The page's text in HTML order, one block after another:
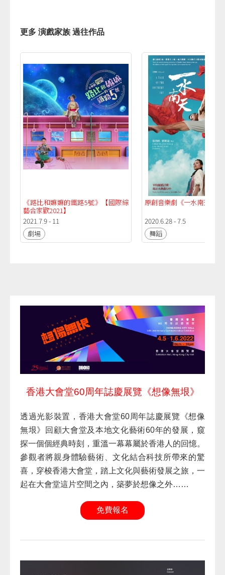
更多 演戲家族 過往作品
《路比和嫲嫲的鐵路5號》【國際綜
藝合家歡2021】
2021.7.9 - 11
劇場
原創音樂劇《一水南天》
2020.6.28 - 7.5
舞蹈
香港大會堂60周年誌慶展覽《想像無垠》
透過光影裝置，香港大會堂60周年誌慶展覽《想像
無垠》回顧大會堂及本地文化藝術60年的發展，窺
探一個個經典時刻，重溫一幕幕屬於香港人的回憶。
參觀者將親身體驗藝術、文化結合科技所帶來的驚
喜，穿梭香港大會堂，踏上文化與藝術發展之旅，一
起在大會堂這片空間之內，築夢於想像之外……
免費報名